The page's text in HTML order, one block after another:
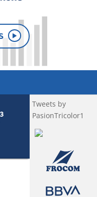
Tweets by
PasionTricolor1